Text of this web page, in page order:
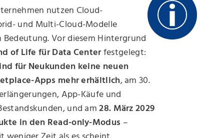
nutzen Cloud-
und Multi-Cloud-Modelle
Vor diesem Hintergrund
of Life für Data Centerfestgelegt:
für Neukunden keine neuen
Apps mehr erhältlich, am 30.
App-Käufe und
und am28. März 2029
in den Read-only-Modus –